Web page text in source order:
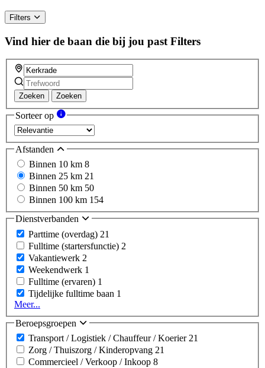
Filters
Vind hier de baan die bij jou past Filters
Zoeken Zoeken
Sorteer op
Afstanden
Binnen 10 km 8
Binnen 25 km 21
Binnen 50 km 50
Binnen 100 km 154
Dienstverbanden
Parttime (overdag) 21
Fulltime (startersfunctie) 2
Vakantiewerk 2
Weekendwerk 1
Fulltime (ervaren) 1
Tijdelijke fulltime baan 1
Meer...
Beroepsgroepen
Transport / Logistiek / Chauffeur / Koerier21
Zorg / Thuiszorg / Kinderopvang 21
Commercieel / Verkoop / Inkoop 8